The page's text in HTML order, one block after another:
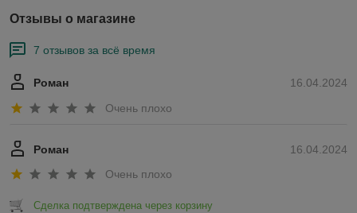
Отзывы о магазине
7 отзывов за всё время
16.04.2024
Роман
Очень плохо
16.04.2024
Роман
Очень плохо
Сделка подтверждена через корзину